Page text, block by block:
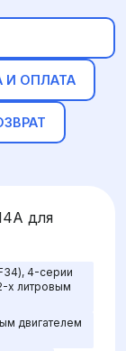
И ОПЛАТА
для
4-cерии
х литровым
двигателем